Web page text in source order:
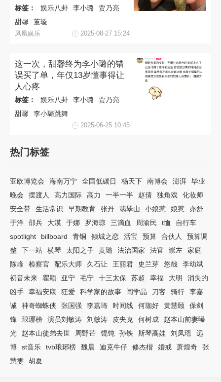
标签： 娱乐八卦 李小璐
贾乃亮
甜馨
董璇
凤凰娱乐 2025-08-27 15:24
这一次，甜馨终为李小璐的错
误买了单，年仅13岁懂事得让
人心疼
标签： 娱乐八卦 李小璐
贾乃亮
甜馨
李小璐跳舞
2025-06-25 10:45
热门标签
亚欧博览会 海南万宁 全国低碳日 杨天下 南博会 澎湃
毕业
晚会
摆渡人 高力国际 高力 一半一半 赵倩 独角戏
化妆师
安全带
生活常识 早期教育 张丹 翡翠山 小娘惹 娘惹
亦舒
于洋
邵兵 大漠 于娜 罗海琼 三滴血 周渝民 t恤
自行车
spotlight
billboard 青铜 倾城之恋 活宝 预算 合伙人
预算调
整
下一站 横琴 太阳之子 黄璐 法治国家 法官 崇左
家庭
陈峰
检察官 配乐大师 久石让 王丽君 史兰芽 悠哉
李幼斌
初音未来
瞿颖 亚宁 毛宁 十三太保 苏超 幸福 大明
消失的
凶手
幸福安康 狂爱 科学家的故事 闫学晶 刀客 骑行
李嘉
诚
神奇蜘蛛侠 张国强 李嘉琦 时间线 何珈好 黄慧颐
保剑
锋
琅琊榜 演员刘敏涛 刘敏涛 皮夹克 何树成
赵本山前妻曝
光
赵本山徒弟去世 周野芒 馄饨 孙铁 斯琴高娃 刘凤瑶
远
博
st音乐 tvb琅琊榜 魏晨 迪克牛仔 修杰楷 婚戒 萧煌奇
张
慧雯
胡夏